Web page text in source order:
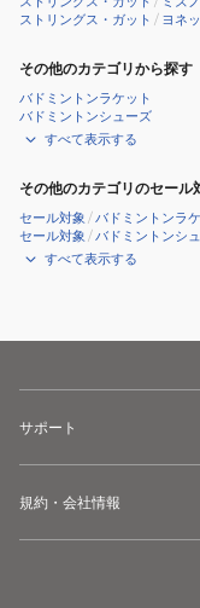
ストリングス・ガット / ヨネ
その他のカテゴリから探す
バドミントンラケット
バドミントンシューズ
すべて表示する
その他のカテゴリのセール
セール対象 /バドミントンラ
セール対象 /バドミントンシ
すべて表示する
サポート
規約・会社情報